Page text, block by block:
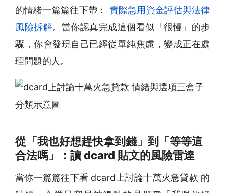
的情緒一篇篇往下帶：
實際急用資金評估與法律
風險拆解。當你認真完成這個看似「很慢」的步
驟，你會發現自己已經從單純焦慮，變成正在處
理問題的人。
從「我也好想趕快拿到錢」到「等等這
合法嗎」：讀 dcard 貼文的風險雷達
當你一篇篇往下看 dcard上討論十萬火急貸款 的